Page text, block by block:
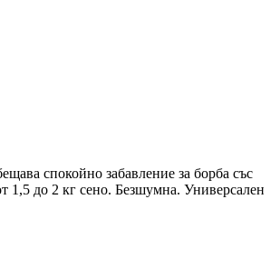
спокойно забавление за борба със
1,5 до 2 кг сено. Безшумна. Универсален